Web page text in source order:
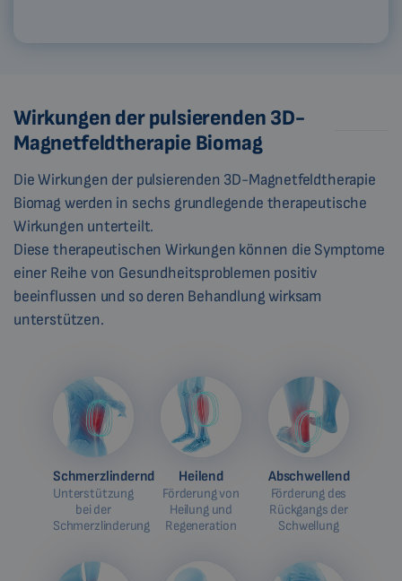
Wirkungen der pulsierenden 3D-
Magnetfeldtherapie Biomag
Die Wirkungen der pulsierenden 3D-Magnetfeldtherapie
Biomag werden in sechs grundlegende therapeutische
Wirkungen unterteilt.
Diese therapeutischen Wirkungen können die Symptome
einer Reihe von Gesundheitsproblemen positiv
beeinflussen und so deren Behandlung wirksam
unterstützen.
Schmerzlindernd
Unterstützung
bei der
Schmerzlinderung
Heilend
Förderung von
Heilung und
Regeneration
Abschwellend
Förderung des
Rückgangs der
Schwellung